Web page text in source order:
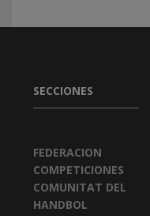
SECCIONES
FEDERACION
COMPETICIONES
COMUNITAT DEL
HANDBOL